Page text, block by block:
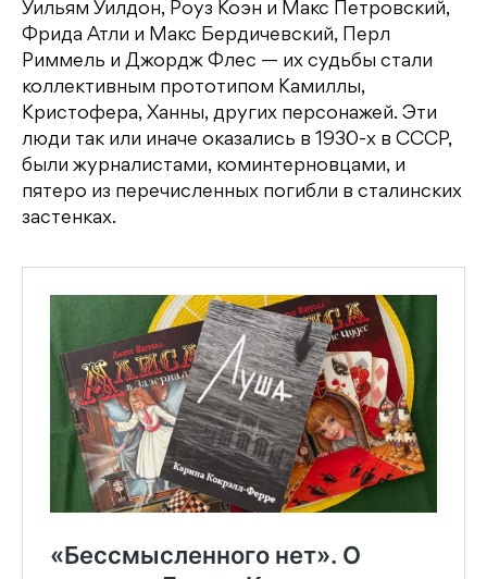
Уильям Уилдон, Роуз Коэн и Макс Петровский,
Фрида Атли и Макс Бердичевский, Перл
Риммель и Джордж Флес — их судьбы стали
коллективным прототипом Камиллы,
Кристофера, Ханны, других персонажей. Эти
люди так или иначе оказались в 1930-х в СССР,
были журналистами, коминтерновцами, и
пятеро из перечисленных погибли в сталинских
застенках.